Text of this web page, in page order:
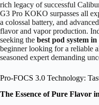
rich legacy of successful
G3 Pro KOKO surpasses all
a colossal battery, and
flavor and vapor production.
seeking the best pod system
beginner looking for a reliable
seasoned expert demanding
Pro-FOCS 3.0 Technology:
The Essence of Pure Flavor